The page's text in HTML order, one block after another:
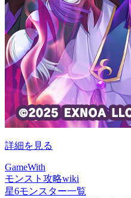
詳細を見る
GameWith
モンスト攻略wiki
星6モンスター一覧